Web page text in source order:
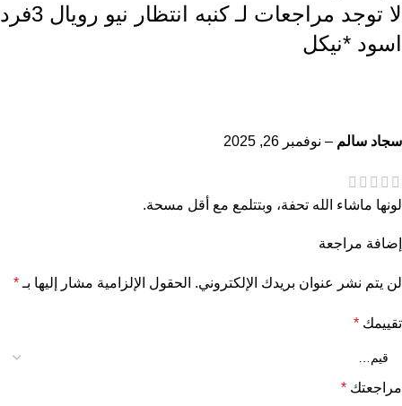
لا توجد مراجعات لـ
كنبه انتظار نيو رويال 3فرد
اسود *نيكل
سجاد سالم – نوفمبر 26, 2025
لونها ماشاء الله تحفة، وبتتلمع مع أقل مسحة.
إضافة مراجعة
لن يتم نشر عنوان بريدك الإلكتروني. الحقول الإلزامية مشار إليها بـ *
تقييمك *
مراجعتك *